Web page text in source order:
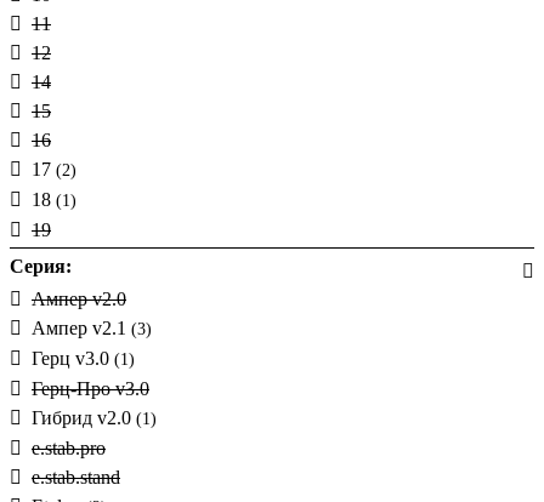
81кВт
9кВА
+6,5 -6,5%
-1
10%
2%
3%
11
12
14
15
16
17 (2)
18 (1)
19
20(3)
21
22
24
25
26
30
(9)
Серия:
Ампер v2.0
Ампер v2.1 (3)
Герц v3.0 (1)
Герц-Про v3.0
Гибрид v2.0 (1)
e.stab.pro
e.stab.stand